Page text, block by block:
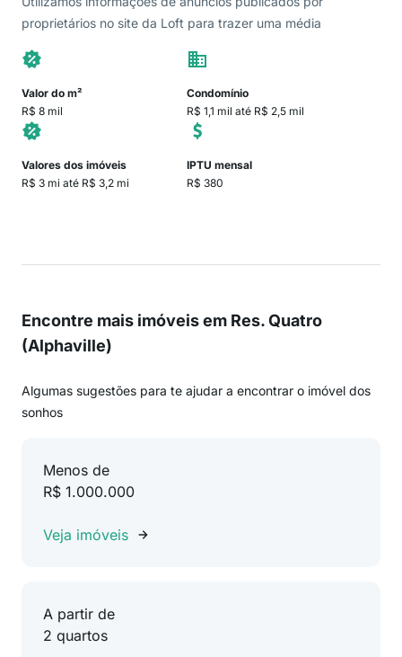
proprietários no site da Loft para trazer uma média
Valor do m²
R$ 8 mil
Condomínio
R$ 1,1 mil até R$ 2,5 mil
Valores dos imóveis
R$ 3 mi até R$ 3,2 mi
IPTU mensal
R$ 380
Encontre mais imóveis em Res. Quatro
(Alphaville)
Algumas sugestões para te ajudar a encontrar o imóvel dos
sonhos
Menos de
R$ 1.000.000
Veja imóveis
A partir de
2 quartos